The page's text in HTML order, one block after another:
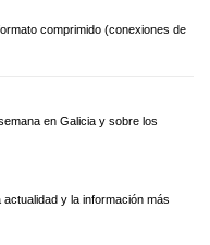
comprimido (conexiones de
en Galicia y sobre los
y la información más